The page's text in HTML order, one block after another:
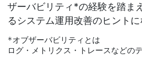
ザーバビリティ *の経験を踏ま
るシステム運用改善のヒントに
*オブザーバビリティとは
ログ・メトリクス・トレースなどの